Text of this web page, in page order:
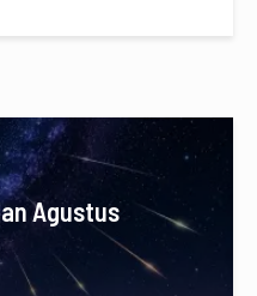
Agustus